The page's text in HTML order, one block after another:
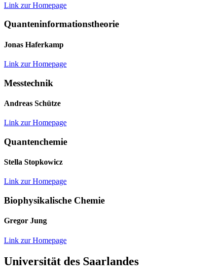
Link zur Homepage
Quanteninformationstheorie
Jonas Haferkamp
Link zur Homepage
Messtechnik
Andreas Schütze
Link zur Homepage
Quantenchemie
Stella Stopkowicz
Link zur Homepage
Biophysikalische Chemie
Gregor Jung
Link zur Homepage
Universität des Saarlandes